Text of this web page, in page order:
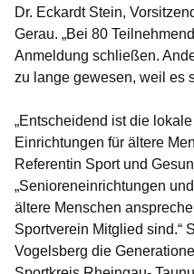
Dr. Eckardt Stein,
Gerau. „Bei 80
Anmeldung schließen.
zu lange gewesen, weil es
„Entscheidend ist die
Einrichtungen für ältere
Referentin Sport und
„Senioreneinrichtungen
ältere Menschen
Sportverein Mitglied sind.“
Vogelsberg die